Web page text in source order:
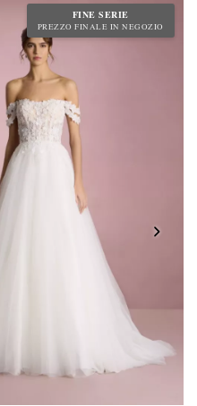
FINE SERIE
PREZZO FINALE IN NEGOZIO